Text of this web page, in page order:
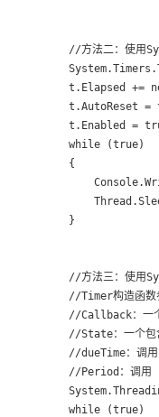
//方法二：使用
t.Elapsed +=
t.AutoReset =
t.Enabled =
        while (true)
        {
        }
//方法三：使用
//Timer构造函数
//Callback：一
//State：一个包
//dueTime：调用
//Period：调用
        while (true)